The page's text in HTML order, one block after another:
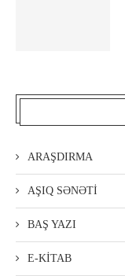
ARAŞDIRMA
AŞIQ SƏNƏTİ
BAŞ YAZI
E-KİTAB